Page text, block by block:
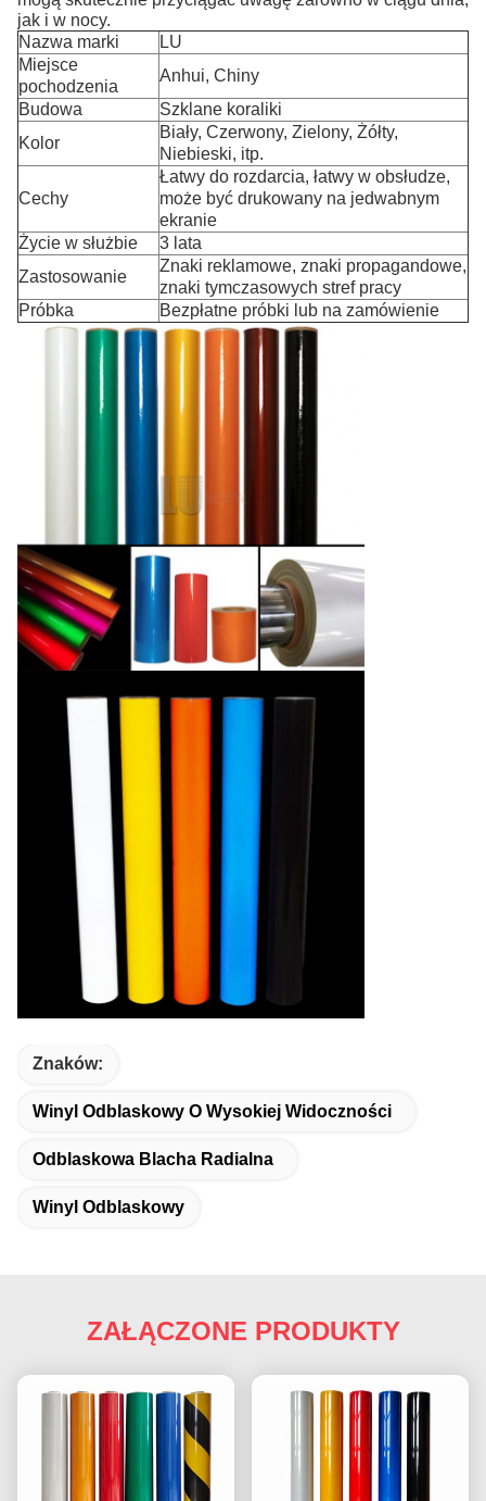
jak i w nocy.
Nazwa marki
LU
Miejsce
pochodzenia
Anhui, Chiny
Budowa
Szklane koraliki
Kolor
Biały, Czerwony, Zielony, Żółty,
Niebieski, itp.
Cechy
Łatwy do rozdarcia, łatwy w obsłudze,
może być drukowany na jedwabnym
ekranie
Życie w służbie
3 lata
Zastosowanie
Znaki reklamowe, znaki propagandowe,
znaki tymczasowych stref pracy
Próbka
Bezpłatne próbki lub na zamówienie
Znaków:
Winyl Odblaskowy O Wysokiej Widoczności
Odblaskowa Blacha Radialna
Winyl Odblaskowy
ZAŁĄCZONE PRODUKTY